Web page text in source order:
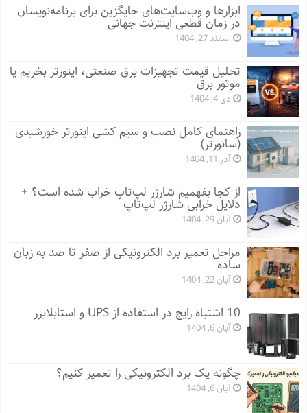
ابزارها و وب‌سایت‌های جایگزین برای برنامه‌نویسان
در زمان قطعی اینترنت جهانی
اسفند 27, 1404
تحلیل قیمت تجهیزات برق صنعتی، اینورتر بخریم یا
موتور برق
دی 4, 1404
راهنمای کامل نصب و سیم کشی اینورتر خورشیدی
(سانورتر)
آذر 11, 1404
از کجا بفهمیم شارژر لپ‌تاپ خراب شده است؟ +
دلایل خرابی شارژر لپ‌تاپ
آبان 29, 1404
مراحل تعمیر برد الکترونیکی از صفر تا صد به زبان
ساده
آبان 22, 1404
10 اشتباه رایج در استفاده از UPS و استابلایزر
آبان 6, 1404
چگونه یک برد الکترونیکی را تعمیر کنیم؟
آبان 6, 1404